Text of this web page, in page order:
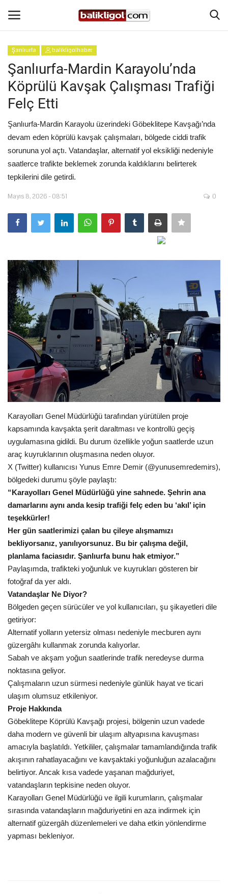
Giriş Yap
Anasayfa
Şanlıurfa
Eğitim
Magazin
Spor
Tekno Bilim
Ekonomi
Galeriler
Siyaset
Künye
Yaşam
İletişim
Sağlık
Kültür Sanat
Şanlıurfa balikligolhaber
Şanlıurfa-Mardin Karayolu’nda
Köprülü Kavşak Çalışması Trafiği
Felç Etti
Şanlıurfa-Mardin Karayolu üzerindeki Göbeklitepe Kavşağı’nda
devam eden köprülü kavşak çalışmaları, bölgede ciddi trafik
sorununa yol açtı. Vatandaşlar, alternatif yol eksikliği nedeniyle
saatlerce trafikte beklemek zorunda kaldıklarını belirterek
tepkilerini dile getirdi.
Mayıs 8, 2026 - 08:51 0
Karayolları Genel Müdürlüğü tarafından yürütülen proje
kapsamında kavşakta şerit daraltması ve kontrollü geçiş
uygulamasına gidildi. Bu durum özellikle yoğun saatlerde uzun
araç kuyruklarının oluşmasına neden oluyor.
X (Twitter) kullanıcısı Yunus Emre Demir (@yunusemredemirs),
bölgedeki durumu şöyle paylaştı:
“Karayolları Genel Müdürlüğü yine sahnede. Şehrin ana
damarlarını aynı anda kesip trafiği felç eden bu ‘akıl’ için
teşekkürler!
Her gün saatlerimizi çalan bu çileye alışmamızı
bekliyorsanız, yanılıyorsunuz. Bu bir çalışma değil,
planlama faciasıdır. Şanlıurfa bunu hak etmiyor.”
Paylaşımda, trafikteki yoğunluk ve kuyrukları gösteren bir
fotoğraf da yer aldı.
Vatandaşlar Ne Diyor?
Bölgeden geçen sürücüler ve yol kullanıcıları, şu şikayetleri dile
getiriyor:
Alternatif yolların yetersiz olması nedeniyle mecburen aynı
güzergâhı kullanmak zorunda kalıyorlar.
Sabah ve akşam yoğun saatlerinde trafik neredeyse durma
noktasına geliyor.
Çalışmaların uzun sürmesi nedeniyle günlük hayat ve ticari
ulaşım olumsuz etkileniyor.
Proje Hakkında
Göbeklitepe Köprülü Kavşağı projesi, bölgenin uzun vadede
daha modern ve güvenli bir ulaşım altyapısına kavuşması
amacıyla başlatıldı. Yetkililer, çalışmalar tamamlandığında trafik
akışının rahatlayacağını ve kavşaktaki yoğunluğun azalacağını
belirtiyor. Ancak kısa vadede yaşanan mağduriyet,
vatandaşların tepkisine neden oluyor.
Karayolları Genel Müdürlüğü ve ilgili kurumların, çalışmalar
sırasında vatandaşların mağduriyetini en aza indirmek için
alternatif güzergâh düzenlemeleri ve daha etkin yönlendirme
yapması bekleniyor.